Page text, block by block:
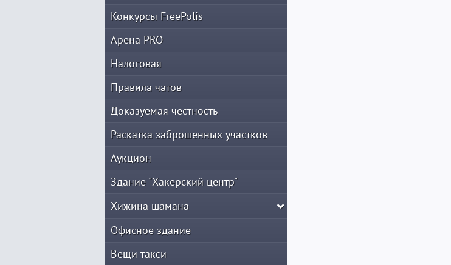
Конкурсы FreePolis
Арена PRO
Налоговая
Правила чатов
Доказуемая честность
Раскатка заброшенных участков
Аукцион
Здание "Хакерский центр"
Хижина шамана
Офисное здание
Вещи такси